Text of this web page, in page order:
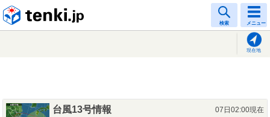
検索 メニュー
現在地
台風13号情報
07日02:00現在